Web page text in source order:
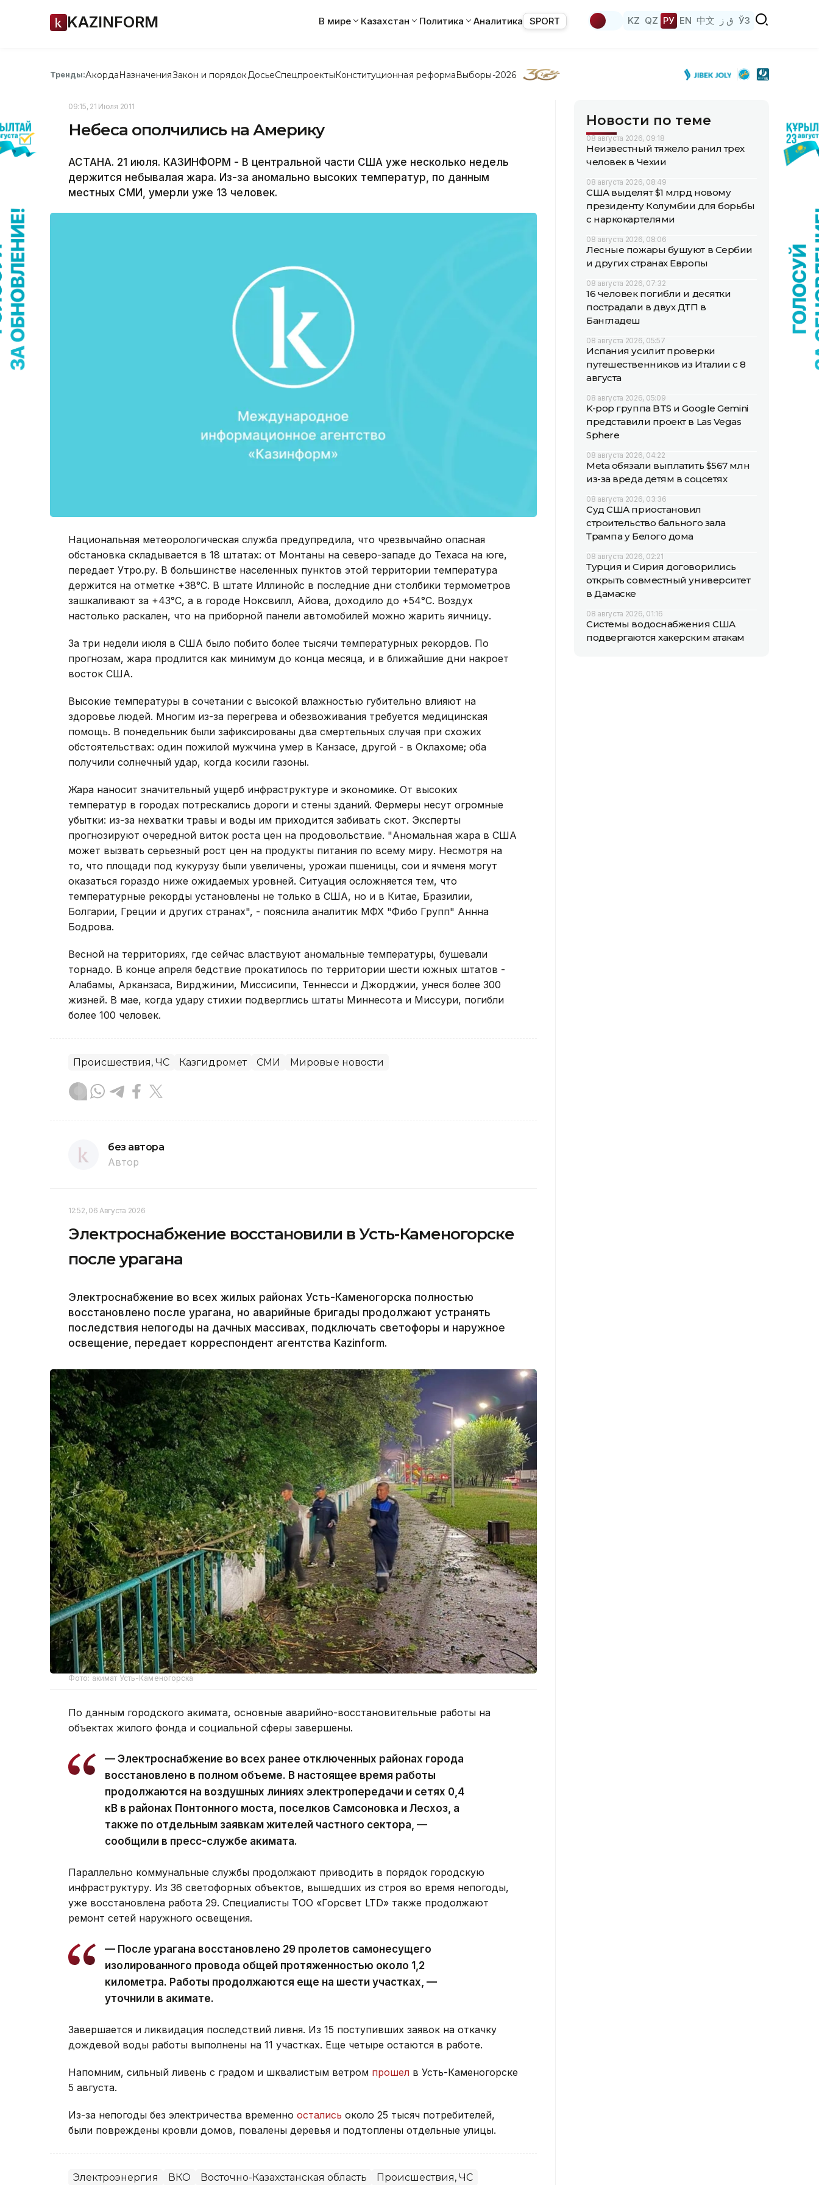
KAZINFORM В мире Казахстан Политика Аналитика SPORT KZ QZ РУ EN 中文 ق ز ЎЗ
Тренды:АкордаНазначенияЗакон и порядок ДосьеСпецпроектыКонституционная реформаВыборы-2026
09:15, 21 Июля 2011
Небеса ополчились на Америку
АСТАНА. 21 июля. КАЗИНФОРМ - В центральной части США уже несколько недель
держится небывалая жара. Из-за аномально высоких температур, по данным
местных СМИ, умерли уже 13 человек.
Национальная метеорологическая служба предупредила, что чрезвычайно опасная
обстановка складывается в 18 штатах: от Монтаны на северо-западе до Техаса на юге,
передает Утро.ру. В большинстве населенных пунктов этой территории температура
держится на отметке +38°С. В штате Иллинойс в последние дни столбики термометров
зашкаливают за +43°С, а в городе Ноксвилл, Айова, доходило до +54°С. Воздух
настолько раскален, что на приборной панели автомобилей можно жарить яичницу.
За три недели июля в США было побито более тысячи температурных рекордов. По
прогнозам, жара продлится как минимум до конца месяца, и в ближайшие дни накроет
восток США.
Высокие температуры в сочетании с высокой влажностью губительно влияют на
здоровье людей. Многим из-за перегрева и обезвоживания требуется медицинская
помощь. В понедельник были зафиксированы два смертельных случая при схожих
обстоятельствах: один пожилой мужчина умер в Канзасе, другой - в Оклахоме; оба
получили солнечный удар, когда косили газоны.
Жара наносит значительный ущерб инфраструктуре и экономике. От высоких
температур в городах потрескались дороги и стены зданий. Фермеры несут огромные
убытки: из-за нехватки травы и воды им приходится забивать скот. Эксперты
прогнозируют очередной виток роста цен на продовольствие. "Аномальная жара в США
может вызвать серьезный рост цен на продукты питания по всему миру. Несмотря на
то, что площади под кукурузу были увеличены, урожаи пшеницы, сои и ячменя могут
оказаться гораздо ниже ожидаемых уровней. Ситуация осложняется тем, что
температурные рекорды установлены не только в США, но и в Китае, Бразилии,
Болгарии, Греции и других странах", - пояснила аналитик МФХ "Фибо Групп" Аннна
Бодрова.
Весной на территориях, где сейчас властвуют аномальные температуры, бушевали
торнадо. В конце апреля бедствие прокатилось по территории шести южных штатов -
Алабамы, Арканзаса, Вирджинии, Миссисипи, Теннесси и Джорджии, унеся более 300
жизней. В мае, когда удару стихии подверглись штаты Миннесота и Миссури, погибли
более 100 человек.
Происшествия, ЧС Казгидромет СМИ Мировые новости
без автора
Автор
12:52, 06 Августа 2026
Электроснабжение восстановили в Усть-Каменогорске
после урагана
Электроснабжение во всех жилых районах Усть-Каменогорска полностью
восстановлено после урагана, но аварийные бригады продолжают устранять
последствия непогоды на дачных массивах, подключать светофоры и наружное
освещение, передает корреспондент агентства Kazinform.
Фото: акимат Усть-Каменогорска
По данным городского акимата, основные аварийно-восстановительные работы на
объектах жилого фонда и социальной сферы завершены.
— Электроснабжение во всех ранее отключенных районах города
восстановлено в полном объеме. В настоящее время работы
продолжаются на воздушных линиях электропередачи и сетях 0,4
кВ в районах Понтонного моста, поселков Самсоновка и Лесхоз, а
также по отдельным заявкам жителей частного сектора, —
сообщили в пресс-службе акимата.
Параллельно коммунальные службы продолжают приводить в порядок городскую
инфраструктуру. Из 36 светофорных объектов, вышедших из строя во время непогоды,
уже восстановлена работа 29. Специалисты ТОО «Горсвет LTD» также продолжают
ремонт сетей наружного освещения.
— После урагана восстановлено 29 пролетов самонесущего
изолированного провода общей протяженностью около 1,2
километра. Работы продолжаются еще на шести участках, —
уточнили в акимате.
Завершается и ликвидация последствий ливня. Из 15 поступивших заявок на откачку
дождевой воды работы выполнены на 11 участках. Еще четыре остаются в работе.
Напомним, сильный ливень с градом и шквалистым ветром прошел в Усть-Каменогорске
5 августа.
Из-за непогоды без электричества временно остались около 25 тысяч потребителей,
были повреждены кровли домов, повалены деревья и подтоплены отдельные улицы.
Электроэнергия ВКО Восточно-Казахстанская область Происшествия, ЧС
Новости по теме
08 августа 2026, 09:18
Неизвестный тяжело ранил трех
человек в Чехии
08 августа 2026, 08:49
США выделят $1 млрд новому
президенту Колумбии для борьбы
с наркокартелями
08 августа 2026, 08:06
Лесные пожары бушуют в Сербии
и других странах Европы
08 августа 2026, 07:32
16 человек погибли и десятки
пострадали в двух ДТП в
Бангладеш
08 августа 2026, 05:57
Испания усилит проверки
путешественников из Италии с 8
августа
08 августа 2026, 05:09
K-pop группа BTS и Google Gemini
представили проект в Las Vegas
Sphere
08 августа 2026, 04:22
Meta обязали выплатить $567 млн
из-за вреда детям в соцсетях
08 августа 2026, 03:36
Суд США приостановил
строительство бального зала
Трампа у Белого дома
08 августа 2026, 02:21
Турция и Сирия договорились
открыть совместный университет
в Дамаске
08 августа 2026, 01:16
Системы водоснабжения США
подвергаются хакерским атакам